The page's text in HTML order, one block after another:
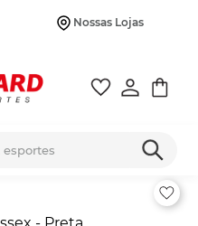
Nossas Lojas